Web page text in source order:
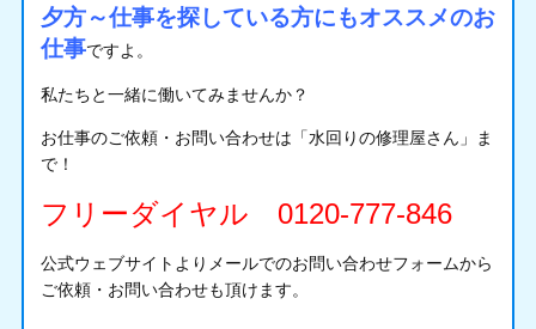
夕方～仕事を探している方にもオススメのお
仕事ですよ。
私たちと一緒に働いてみませんか？
お仕事のご依頼・お問い合わせは「水回りの修理屋さん 」ま
で！
フリーダイヤル 0120-777-846
公式ウェブサイトよりメールでのお問い合わせフォームから
ご依頼・お問い合わせも頂けます。